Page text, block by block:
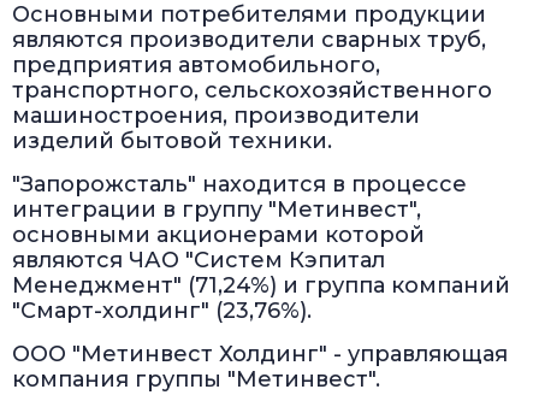
Основными потребителями продукции
являются производители сварных труб,
предприятия автомобильного,
транспортного, сельскохозяйственного
машиностроения, производители
изделий бытовой техники.
"Запорожсталь" находится в процессе
интеграции в группу "Метинвест",
основными акционерами которой
являются ЧАО "Систем Кэпитал
Менеджмент" (71,24%) и группа компаний
"Смарт-холдинг" (23,76%).
ООО "Метинвест Холдинг" - управляющая
компания группы "Метинвест".